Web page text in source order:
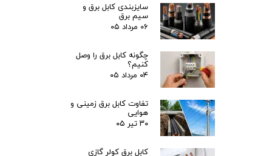
سایزبندی کابل برق و
سیم برق
۰۶ مرداد ۰۵
چگونه کابل برق را وصل
کنیم؟
۰۴ مرداد ۰۵
تفاوت کابل برق زمینی و
هوایی
۳۰ تیر ۰۵
کابل برق کولر گازی